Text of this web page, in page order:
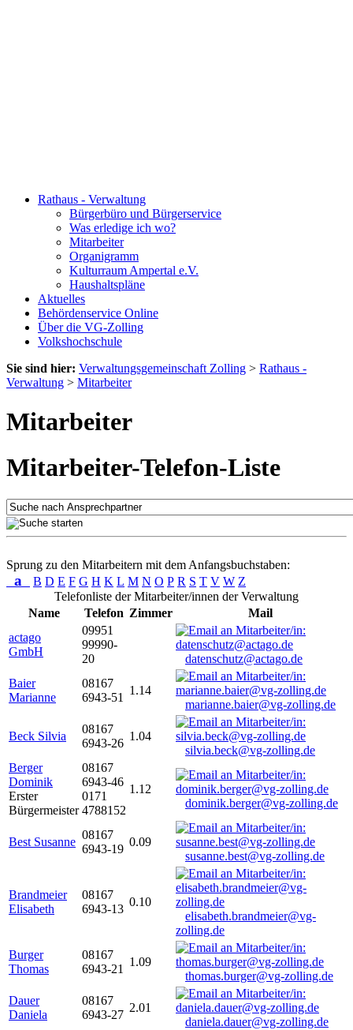
Rathaus - Verwaltung
Bürgerbüro und Bürgerservice
Was erledige ich wo?
Mitarbeiter
Organigramm
Kulturraum Ampertal e.V.
Haushaltspläne
Aktuelles
Behördenservice Online
Über die VG-Zolling
Volkshochschule
Sie sind hier: Verwaltungsgemeinschaft Zolling > Rathaus -
Verwaltung > Mitarbeiter
Mitarbeiter
Mitarbeiter-Telefon-Liste
Sprung zu den Mitarbeitern mit dem Anfangsbuchstaben:
a B D E F G H K L M N O P R S T V W Z
Telefonliste der Mitarbeiter/innen der Verwaltung
Name
Telefon Zimmer
Mail
actago
GmbH
09951
99990-
20
datenschutz@actago.de
Baier
Marianne
08167
6943-51
1.14
marianne.baier@vg-zolling.de
Beck Silvia
08167
6943-26
1.04
silvia.beck@vg-zolling.de
Berger
Dominik
Erster
Bürgermeister
08167
6943-46
0171
4788152
1.12
dominik.berger@vg-zolling.de
Best Susanne
08167
6943-19
0.09
susanne.best@vg-zolling.de
Brandmeier
Elisabeth
08167
6943-13
0.10
elisabeth.brandmeier@vg-
zolling.de
Burger
Thomas
08167
6943-21
1.09
thomas.burger@vg-zolling.de
Dauer
Daniela
08167
6943-27
2.01
daniela.dauer@vg-zolling.de